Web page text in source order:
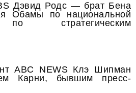
Дэвид Родс — брат Бена
Обамы по национальной
по стратегическим
ABC NEWS Клэ Шипман
Карни, бывшим пресс-